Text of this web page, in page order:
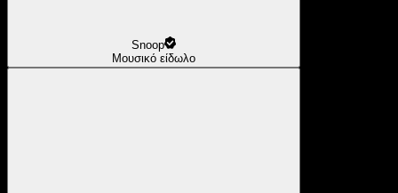
Snoop
Μουσικό είδωλο